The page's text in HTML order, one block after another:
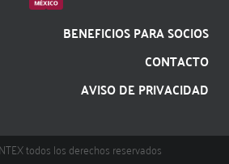
BENEFICIOS PARA SOCIOS
CONTACTO
AVISO DE PRIVACIDAD
todos los derechos reservados